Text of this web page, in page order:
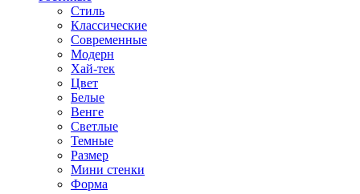
Стиль
Классические
Современные
Модерн
Хай-тек
Цвет
Белые
Венге
Светлые
Темные
Размер
Мини стенки
Форма